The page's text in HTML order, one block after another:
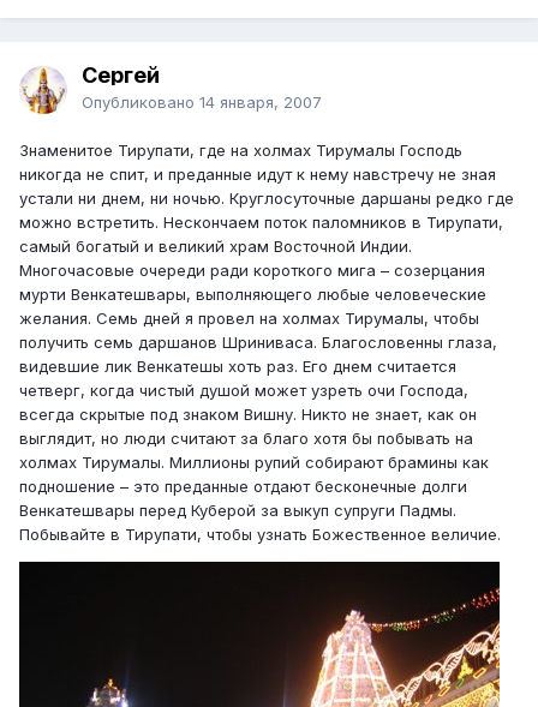
Сергей
Опубликовано 14 января, 2007
Знаменитое Тирупати, где на холмах Тирумалы Господь
никогда не спит, и преданные идут к нему навстречу не зная
устали ни днем, ни ночью. Круглосуточные даршаны редко где
можно встретить. Нескончаем поток паломников в Тирупати,
самый богатый и великий храм Восточной Индии.
Многочасовые очереди ради короткого мига – созерцания
мурти Венкатешвары, выполняющего любые человеческие
желания. Семь дней я провел на холмах Тирумалы, чтобы
получить семь даршанов Шриниваса. Благословенны глаза,
видевшие лик Венкатешы хоть раз. Его днем считается
четверг, когда чистый душой может узреть очи Господа,
всегда скрытые под знаком Вишну. Никто не знает, как он
выглядит, но люди считают за благо хотя бы побывать на
холмах Тирумалы. Миллионы рупий собирают брамины как
подношение – это преданные отдают бесконечные долги
Венкатешвары перед Куберой за выкуп супруги Падмы.
Побывайте в Тирупати, чтобы узнать Божественное величие.